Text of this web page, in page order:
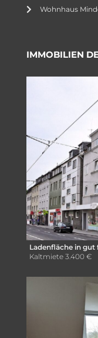
Wohnhaus
IMMOBILIEN
Ladenfläche in
Kaltmiete 3.400 €